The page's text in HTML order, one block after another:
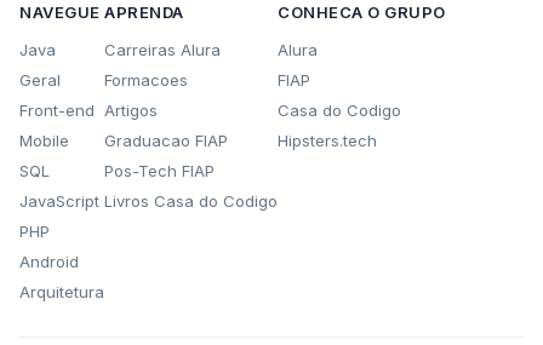
NAVEGUE
Java
Geral
Front-end
Mobile
SQL
JavaScript
PHP
Android
Arquitetura
APRENDA
Carreiras Alura
Formacoes
Artigos
Graduacao FIAP
Pos-Tech FIAP
Livros Casa do Codigo
CONHECA O GRUPO
Alura
FIAP
Casa do Codigo
Hipsters.tech